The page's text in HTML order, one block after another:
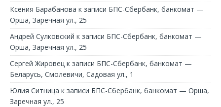
Ксения Барабанова к записи БПС-Сбербанк, банкомат —
Орша, Заречная ул., 25
Андрей Сулковский к записи БПС-Сбербанк, банкомат —
Орша, Заречная ул., 25
Сергей Жировец к записи БПС-Сбербанк, банкомат —
Беларусь, Смолевичи, Садовая ул., 1
Юлия Ситница к записи БПС-Сбербанк, банкомат — Орша,
Заречная ул., 25